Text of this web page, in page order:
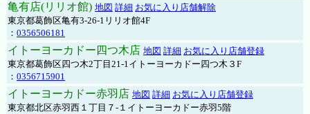
亀有店(リリオ館) 地図 詳細 お気に入り店舗解除
東京都葛飾区亀有3-26-1リリオ館4F
： 0356506181
イトーヨーカドー四つ木店 地図 詳細 お気に入り店舗登録
東京都葛飾区四つ木2丁目21-1イトーヨーカドー四つ木３F
： 0356715901
イトーヨーカドー赤羽店 地図 詳細 お気に入り店舗登録
東京都北区赤羽西１丁目７-１イトーヨーカドー赤羽5階